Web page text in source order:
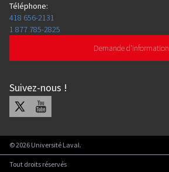
Téléphone:
418 656-2131
1 877 785-2825
Demande d'information
Suivez-nous !
Youtube
©2026 Université Laval.
Tout droits réservés